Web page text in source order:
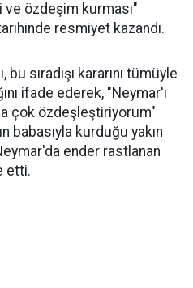
özdeşim kurması"
resmiyet kazandı.
sıradışı kararını tümüyle
ifade ederek, "Neymar'ı
çok özdeşleştiriyorum"
kurduğu yakın
ender rastlanan
etti.